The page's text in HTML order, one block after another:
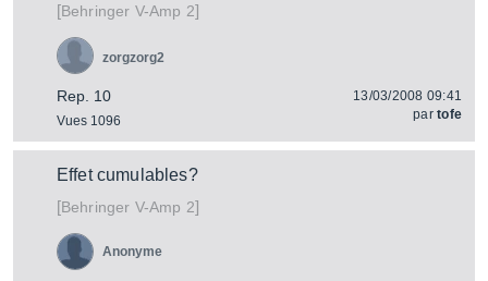
[Behringer V-Amp 2]
Rep. 10
Vues 1096
zorgzorg2
13/03/2008 09:41
partofe
Effet cumulables?
[Behringer V-Amp 2]
Anonyme